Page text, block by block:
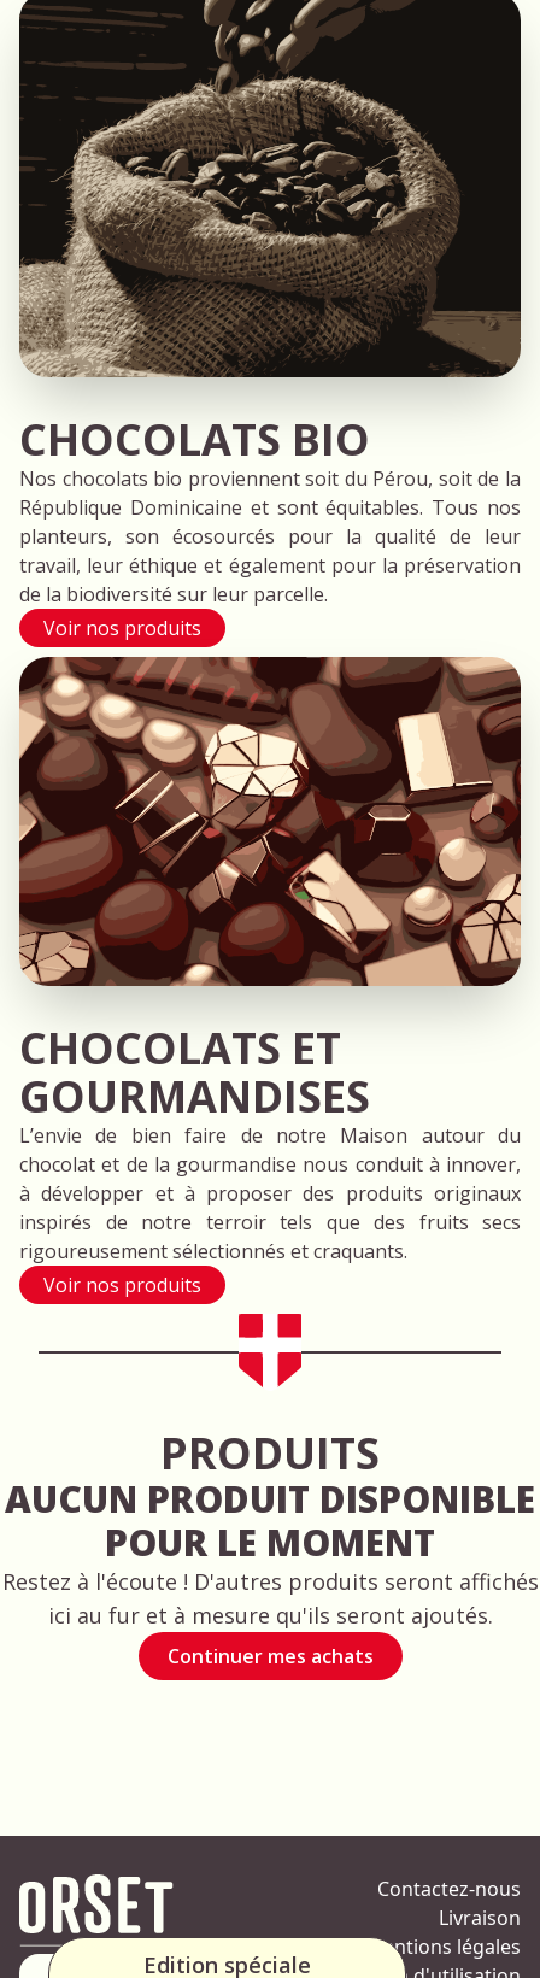
Edition spéciale
CHOCOLATS BIO
Nos chocolats bio proviennent soit du Pérou, soit de la
République Dominicaine et sont équitables. Tous nos
planteurs, son écosourcés pour la qualité de leur
travail, leur éthique et également pour la préservation
de la biodiversité sur leur parcelle.
Voir nos produits
CHOCOLATS ET
GOURMANDISES
L’envie de bien faire de notre Maison autour du
chocolat et de la gourmandise nous conduit à innover,
à développer et à proposer des produits originaux
inspirés de notre terroir tels que des fruits secs
rigoureusement sélectionnés et craquants.
Voir nos produits
PRODUITS
AUCUN PRODUIT DISPONIBLE
POUR LE MOMENT
Restez à l'écoute ! D'autres produits seront affichés
ici au fur et à mesure qu'ils seront ajoutés.
Continuer mes achats
Contactez-nous
Livraison
Mentions légales